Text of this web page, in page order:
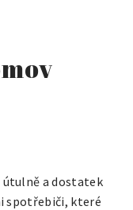
útulně a dostatek
spotřebiči, které